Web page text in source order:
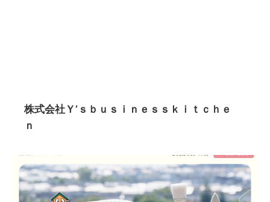
株式会社Ｙ’ｓｂｕｓｉｎｅｓｓｋｉｔｃｈｅ
ｎ